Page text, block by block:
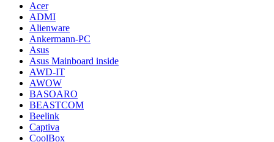
Acer
ADMI
Alienware
Ankermann-PC
Asus
Asus Mainboard inside
AWD-IT
AWOW
BASOARO
BEASTCOM
Beelink
Captiva
CoolBox